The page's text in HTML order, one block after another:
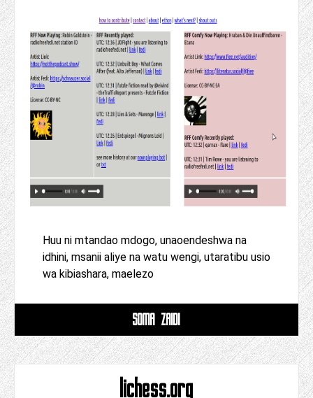
Huu ni mtandao mdogo, unaoendeshwa na
idhini, msanii aliye na watu wengi, utaratibu usio
wa kibiashara, maelezo
SOMA ZAIDI
lichess.org